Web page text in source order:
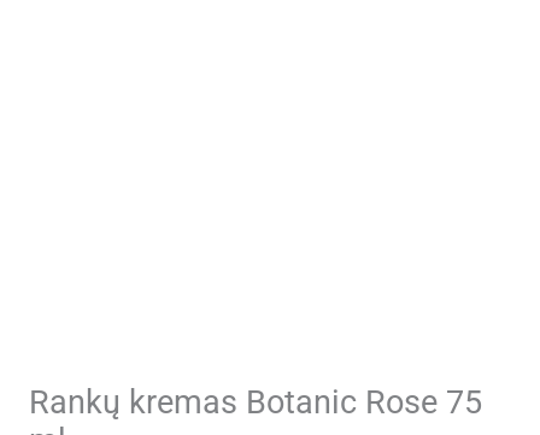
Rankų kremas Botanic Rose 75